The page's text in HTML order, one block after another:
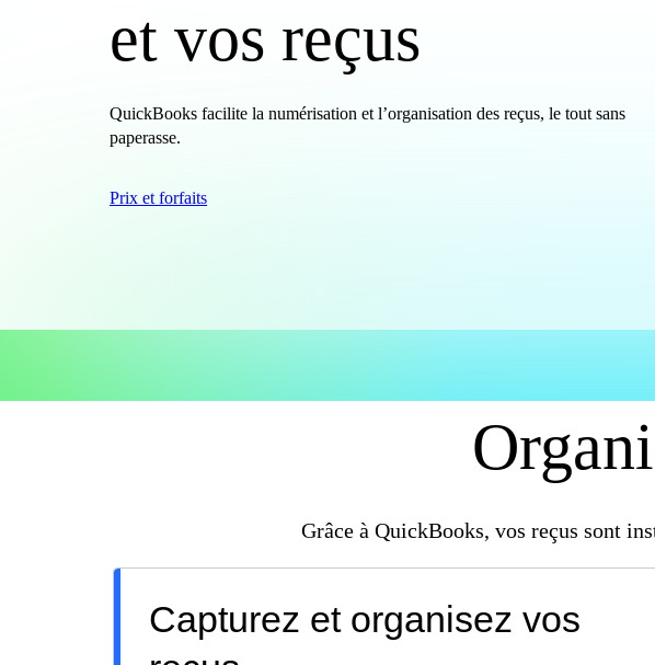
et vos reçus
QuickBooks facilite la numérisation et l’organisation des reçus, le tout sans
paperasse.
Prix et forfaits
Grâce à QuickBooks, vos reçus sont
Capturez et organisez vos